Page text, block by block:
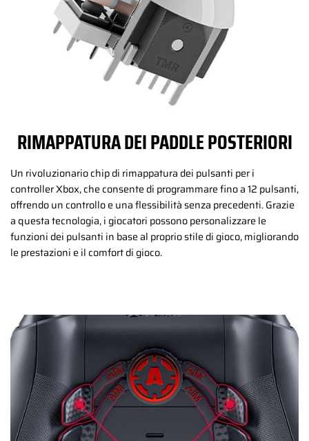
RIMAPPATURA DEI PADDLE POSTERIORI
Un rivoluzionario chip di rimappatura dei pulsanti per i
controller Xbox, che consente di programmare fino a 12 pulsanti,
offrendo un controllo e una flessibilità senza precedenti. Grazie
a questa tecnologia, i giocatori possono personalizzare le
funzioni dei pulsanti in base al proprio stile di gioco, migliorando
le prestazioni e il comfort di gioco.